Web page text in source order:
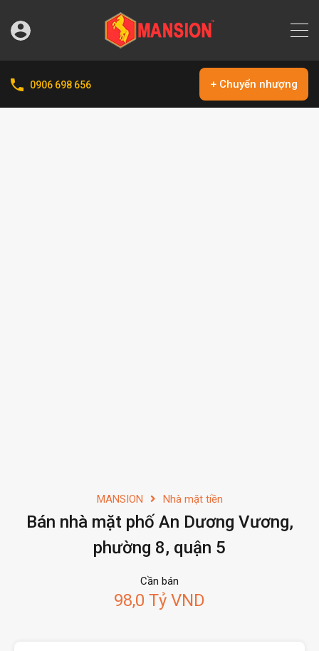
0906 698 656 + Chuyển nhượng
MANSION Nhà mặt tiền
Bán nhà mặt phố An Dương Vương,
phường 8, quận 5
Cần bán
98,0 Tỷ VND